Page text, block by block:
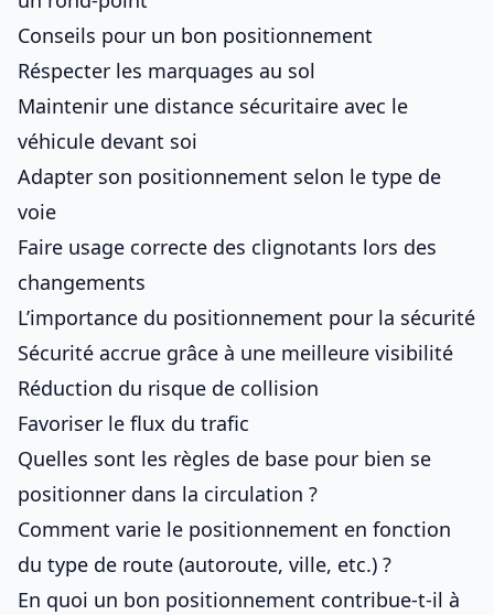
Conseils pour un bon positionnement
Réspecter les marquages au sol
Maintenir une distance sécuritaire avec le
véhicule devant soi
Adapter son positionnement selon le type de
voie
Faire usage correcte des clignotants lors des
changements
L’importance du positionnement pour la sécurité
Sécurité accrue grâce à une meilleure visibilité
Réduction du risque de collision
Favoriser le flux du trafic
Quelles sont les règles de base pour bien se
positionner dans la circulation ?
Comment varie le positionnement en fonction
du type de route (autoroute, ville, etc.) ?
En quoi un bon positionnement contribue-t-il à